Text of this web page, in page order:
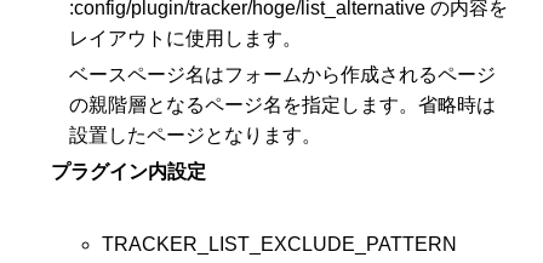
:config/plugin/tracker/hoge/list_alternative の内容を
レイアウトに使用します。
ベースページ名はフォームから作成されるページ
の親階層となるページ名を指定します。省略時は
設置したページとなります。
プラグイン内設定
TRACKER_LIST_EXCLUDE_PATTERN